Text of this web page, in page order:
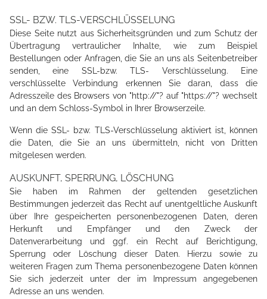
SSL- BZW. TLS-VERSCHLÜSSELUNG
Diese Seite nutzt aus Sicherheitsgründen und zum Schutz der
Übertragung vertraulicher Inhalte, wie zum Beispiel
Bestellungen oder Anfragen, die Sie an uns als Seitenbetreiber
senden, eine SSL-bzw. TLS- Verschlüsselung. Eine
verschlüsselte Verbindung erkennen Sie daran, dass die
Adresszeile des Browsers von "http://"? auf "https://"? wechselt
und an dem Schloss-Symbol in Ihrer Browserzeile.
Wenn die SSL- bzw. TLS-Verschlüsselung aktiviert ist, können
die Daten, die Sie an uns übermitteln, nicht von Dritten
mitgelesen werden.
AUSKUNFT, SPERRUNG, LÖSCHUNG
Sie haben im Rahmen der geltenden gesetzlichen
Bestimmungen jederzeit das Recht auf unentgeltliche Auskunft
über Ihre gespeicherten personenbezogenen Daten, deren
Herkunft und Empfänger und den Zweck der
Datenverarbeitung und ggf. ein Recht auf Berichtigung,
Sperrung oder Löschung dieser Daten. Hierzu sowie zu
weiteren Fragen zum Thema personenbezogene Daten können
Sie sich jederzeit unter der im Impressum angegebenen
Adresse an uns wenden.